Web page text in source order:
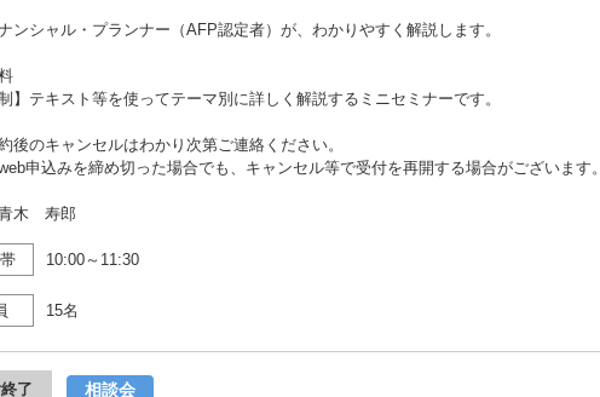
ンシャル・プランナー（AFP認定者）が、わかりやすく解説します。
制】テキスト等を使ってテーマ別に詳しく解説するミニセミナーです。
後のキャンセルはわかり次第ご連絡ください。
申込みを締め切った場合でも、キャンセル等で受付を再開する場合がございます。
木 寿郎
10:00～11:30
15名
了 相談会